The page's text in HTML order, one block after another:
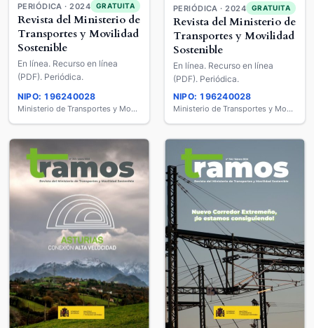
PERIÓDICA · 2024 GRATUITA
Revista del Ministerio de
Transportes y Movilidad
Sostenible
En línea. Recurso en línea
(PDF). Periódica.
NIPO: 196240028
Ministerio de Transportes y Movilidad Sostenible
PERIÓDICA · 2024 GRATUITA
Revista del Ministerio de
Transportes y Movilidad
Sostenible
En línea. Recurso en línea
(PDF). Periódica.
NIPO: 196240028
Ministerio de Transportes y Movilidad Sostenible